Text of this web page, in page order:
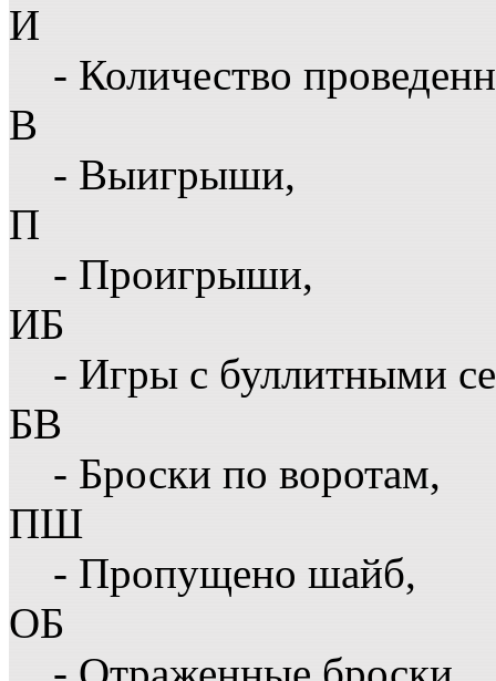
И
- Количество
В
- Выигрыши,
П
- Проигрыши,
ИБ
- Игры с буллитными
БВ
- Броски по воротам,
ПШ
- Пропущено шайб,
ОБ